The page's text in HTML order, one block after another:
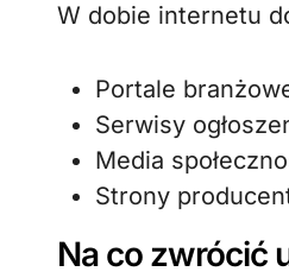
W dobie internetu
Portale
Serwisy
Media
Strony
Na co zwrócić